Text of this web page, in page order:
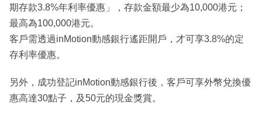
期存款3.8%年利率優惠」，存款金額最少為10,000港元；
最高為100,000港元。
客戶需透過inMotion動感銀行遙距開戶，才可享3.8%的定
存利率優惠。
另外，成功登記inMotion動感銀行後，客戶可享外幣兌換優
惠高達30點子，及50元的現金獎賞。